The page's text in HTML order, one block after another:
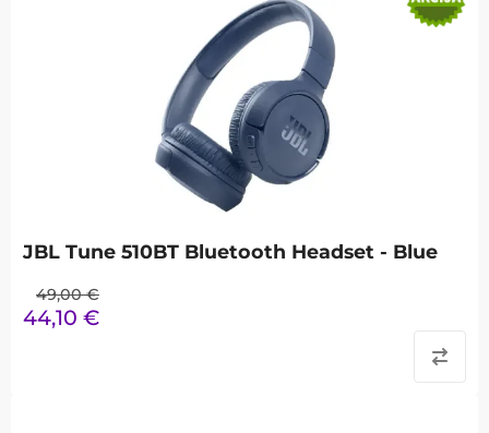
JBL Tune 510BT Bluetooth Headset - Blue
49,00 €
44,10 €